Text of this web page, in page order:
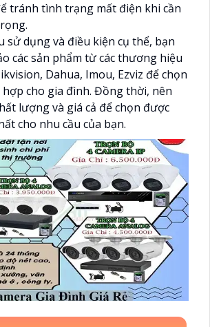
tránh tình trạng mất điện khi cần
sử dụng và điều kiện cụ thể, bạn
các sản phẩm từ các thương hiệu
Dahua, Imou, Ezviz để chọn
cho gia đình. Đồng thời, nên
lượng và giá cả để chọn được
cho nhu cầu của bạn.